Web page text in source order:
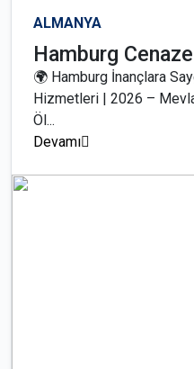
ALMANYA
Hamburg
🌍 Hamburg İnançlara
Hizmetleri | 2026 –
Öl...
Devamı